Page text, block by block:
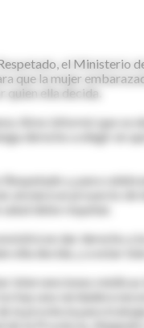
el Ministerio
que la mujer
ella decida.
Aires informó que se
derecho a elegir en
Respetado y, para
enviará un proyecto
en dar derecho
intervenciones
la provincia para